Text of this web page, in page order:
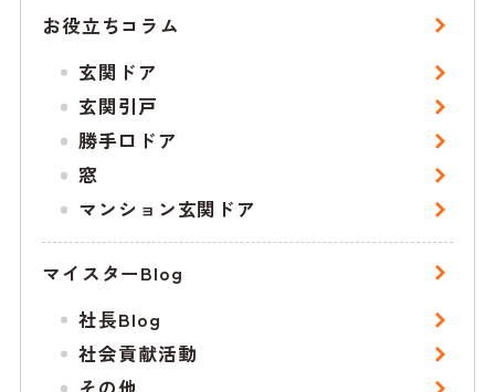
お役立ちコラム
玄関ドア
玄関引戸
勝手口ドア
窓
マンション玄関ドア
マイスターBlog
社長Blog
社会貢献活動